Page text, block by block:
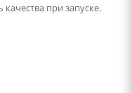
при запуске.